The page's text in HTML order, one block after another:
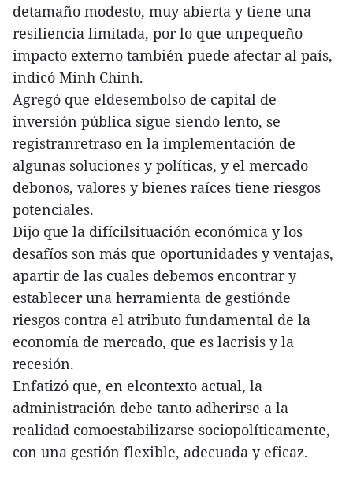
detamaño modesto, muy abierta y tiene una
resiliencia limitada, por lo que unpequeño
impacto externo también puede afectar al país,
indicó Minh Chinh.
Agregó que eldesembolso de capital de
inversión pública sigue siendo lento, se
registranretraso en la implementación de
algunas soluciones y políticas, y el mercado
debonos, valores y bienes raíces tiene riesgos
potenciales.
Dijo que la difícilsituación económica y los
desafíos son más que oportunidades y ventajas,
apartir de las cuales debemos encontrar y
establecer una herramienta de gestiónde
riesgos contra el atributo fundamental de la
economía de mercado, que es lacrisis y la
recesión.
Enfatizó que, en elcontexto actual, la
administración debe tanto adherirse a la
realidad comoestabilizarse sociopolíticamente,
con una gestión flexible, adecuada y eficaz.